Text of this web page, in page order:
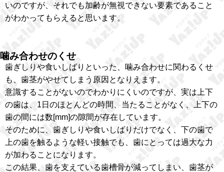
いのですが、それでも加齢が無視できない要素であること
がわかってもらえると思います。
噛み合わせのくせ
歯ぎしりや食いしばりといった、噛み合わせに関わるくせ
も、歯茎がやせてしまう原因となりえます。
意識することがないのでわかりにくいのですが、実は上下
の歯は、1日のほとんどの時間、当たることがなく、上下の
歯の間には数[mm]の隙間が存在しています。
そのために、歯ぎしりや食いしばりだけでなく、下の歯で
上の歯を触るような軽い接触でも、歯にとっては過大な力
が加わることになります。
この結果、歯を支えている歯槽骨が減ってしまい、歯茎が